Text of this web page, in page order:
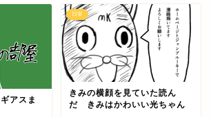
アスま
日常
きみの横顔を見ていた読ん
だ きみはかわいい光ちゃん